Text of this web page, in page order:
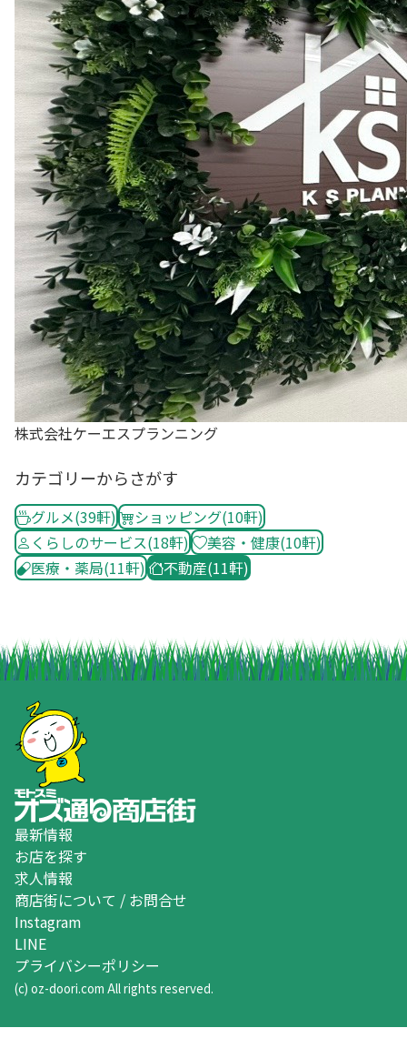
株式会社ケーエスプランニング
カテゴリーからさがす
グルメ(39軒) ショッピング(10軒)
くらしのサービス(18軒) 美容・健康(10軒)
医療・薬局(11軒) 不動産(11軒)
最新情報
お店を探す
求人情報
商店街について / お問合せ
Instagram
LINE
プライバシーポリシー
(c) oz-doori.com All rights reserved.